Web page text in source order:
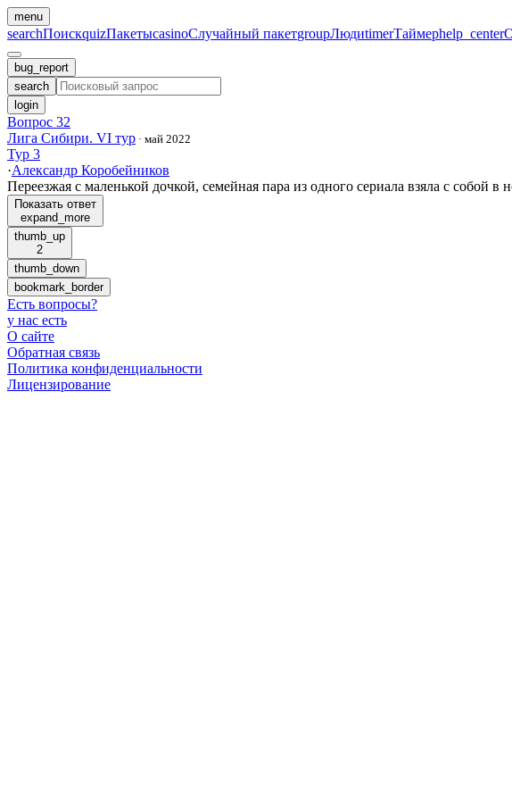
menu
searchПоискquizПакетыcasinoСлучайный пакетgroupЛюдиtimerТаймерhelp_center
bug_report
search
login
Вопрос 32
Лига Сибири. VI тур · май 2022
Тур 3
·Александр Коробейников
Переезжая с маленькой дочкой, семейная пара из одного сериала взяла с
Показать ответ
expand_more
thumb_up
2
thumb_down
bookmark_border
Есть вопросы?
у нас есть
О сайте
Обратная связь
Политика конфиденциальности
Лицензирование